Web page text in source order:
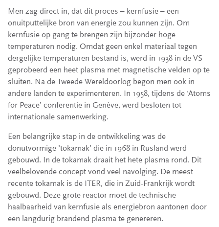
Men zag direct in, dat dit proces – kernfusie – een
onuitputtelijke bron van energie zou kunnen zijn. Om
kernfusie op gang te brengen zijn bijzonder hoge
temperaturen nodig. Omdat geen enkel materiaal tegen
dergelijke temperaturen bestand is, werd in 1938 in de VS
geprobeerd een heet plasma met magnetische velden op te
sluiten. Na de Tweede Wereldoorlog begon men ook in
andere landen te experimenteren. In 1958, tijdens de ‘Atoms
for Peace’ conferentie in Genève, werd besloten tot
internationale samenwerking.
Een belangrijke stap in de ontwikkeling was de
donutvormige ’tokamak’ die in 1968 in Rusland werd
gebouwd. In de tokamak draait het hete plasma rond. Dit
veelbelovende concept vond veel navolging. De meest
recente tokamak is de ITER, die in Zuid-Frankrijk wordt
gebouwd. Deze grote reactor moet de technische
haalbaarheid van kernfusie als energiebron aantonen door
een langdurig brandend plasma te genereren.